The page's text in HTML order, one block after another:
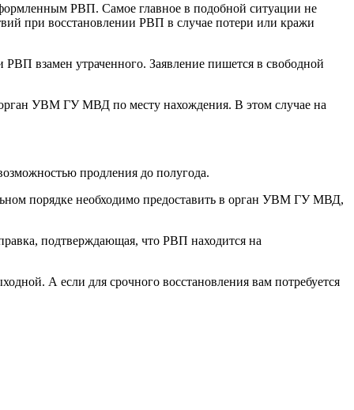
РВП. Самое главное в подобной ситуации не
при восстановлении РВП в случае потери или кражи
РВП взамен утраченного. Заявление пишется в свободной
УВМ ГУ МВД по месту нахождения. В этом случае на
продления до полугода.
порядке необходимо предоставить в орган УВМ ГУ МВД,
подтверждающая, что РВП находится на
А если для срочного восстановления вам потребуется